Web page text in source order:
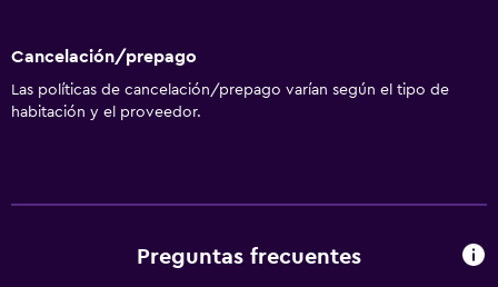
Cancelación/prepago
Las políticas de cancelación/prepago varían según el tipo de
habitación y el proveedor.
Preguntas frecuentes